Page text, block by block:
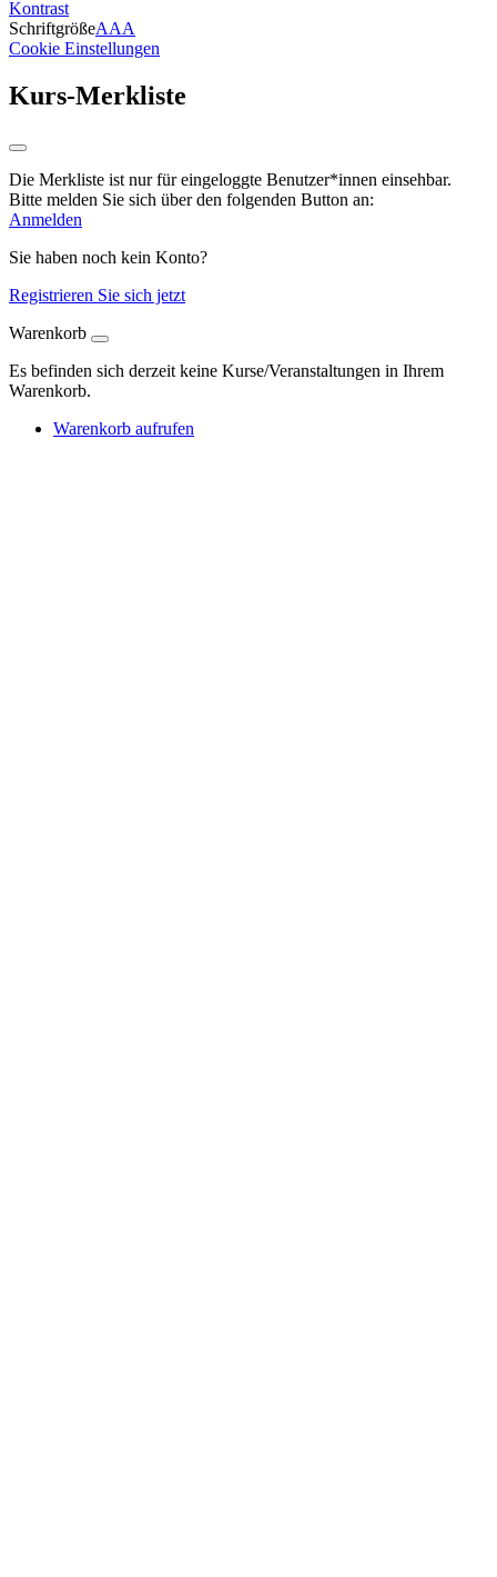
Kontrast
SchriftgrößeAAA
Cookie Einstellungen
Kurs-Merkliste
Die Merkliste ist nur für eingeloggte Benutzer*innen einsehbar.
Bitte melden Sie sich über den folgenden Button an:
Anmelden
Sie haben noch kein Konto?
Registrieren Sie sich jetzt
Warenkorb
Es befinden sich derzeit keine Kurse/Veranstaltungen in Ihrem
Warenkorb.
Warenkorb aufrufen